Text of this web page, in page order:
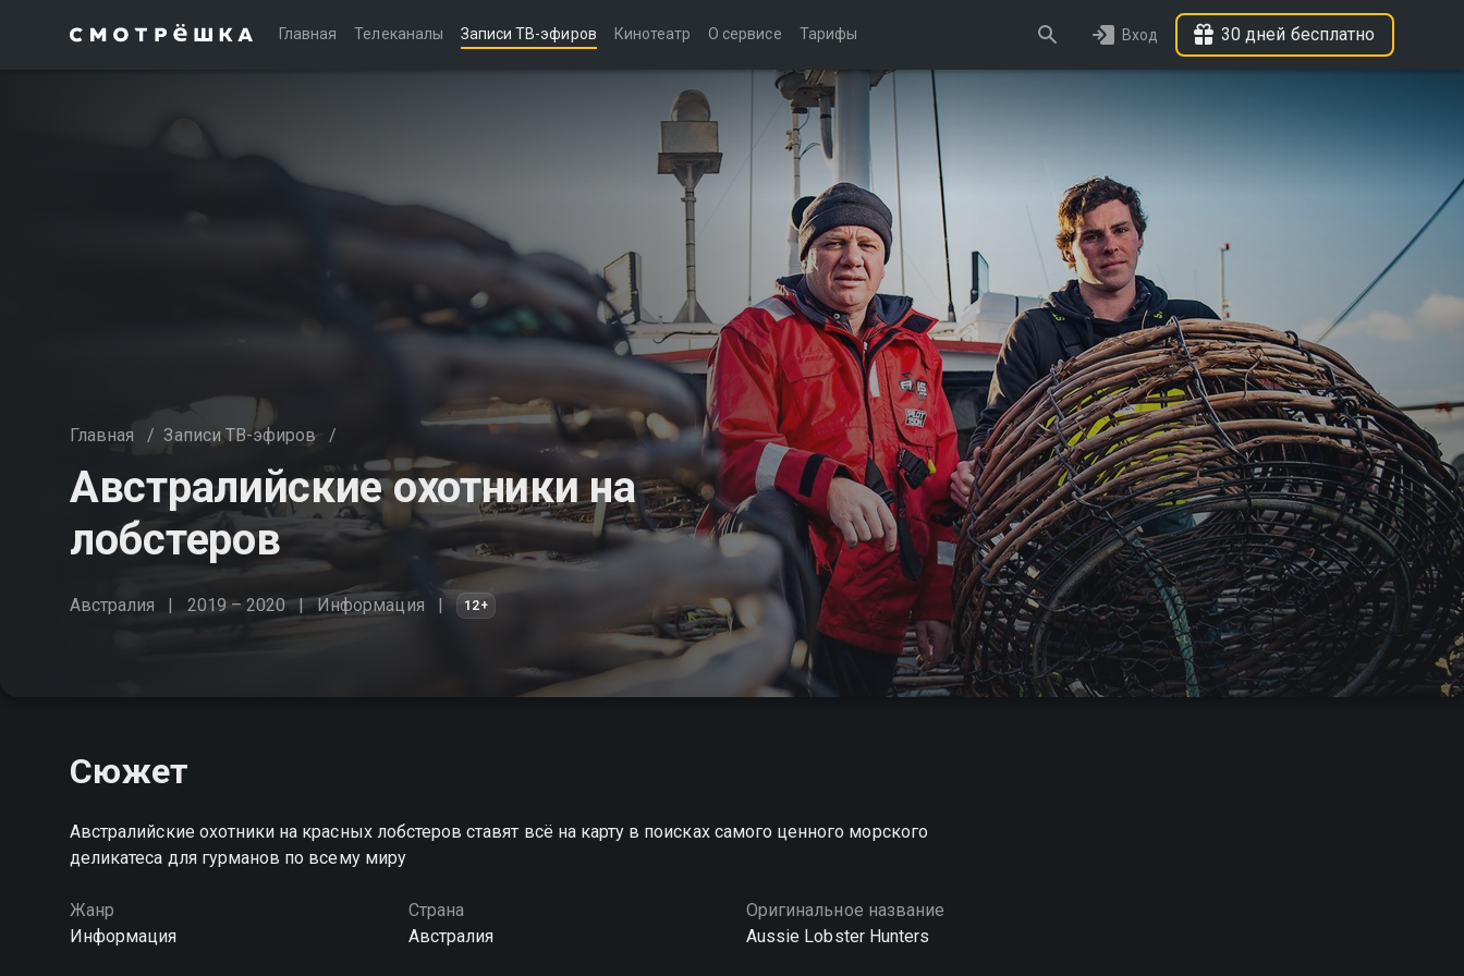
Главная Телеканалы Записи ТВ-эфиров Кинотеатр О сервисе Тарифы Вход 30 дней бесплатно
Главная / Записи ТВ-эфиров /
Австралийские охотники на
лобстеров
Австралия 2019 – 2020 Информация 12+
Сюжет
Австралийские охотники на красных лобстеров ставят всё на карту в поисках самого ценного морского
деликатеса для гурманов по всему миру
Жанр
Информация
Страна
Австралия
Оригинальное название
Aussie Lobster Hunters